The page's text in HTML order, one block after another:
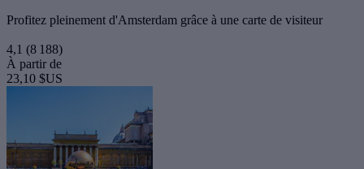
Profitez pleinement d'Amsterdam grâce à une carte de visiteur
4,1 (8 188)
À partir de
23,10 $US